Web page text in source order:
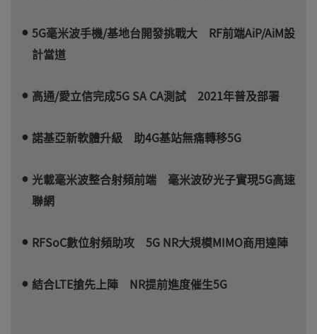
5G毫米波手機/基地台開發挑戰大 RF前端AiP/AiM設
計當道
高通/愛立信完成5G SA CA測試 2021年普及部署
諾基亞新軟體升級 助4G基站無痛轉移5G
光載毫米波整合射頻前端 毫米波矽光子實現5G高速
聯網
RFSoC數位射頻助攻 5G NR大規模MIMO商用達陣
結合LTE搶先上陣 NR提前進度催生5G